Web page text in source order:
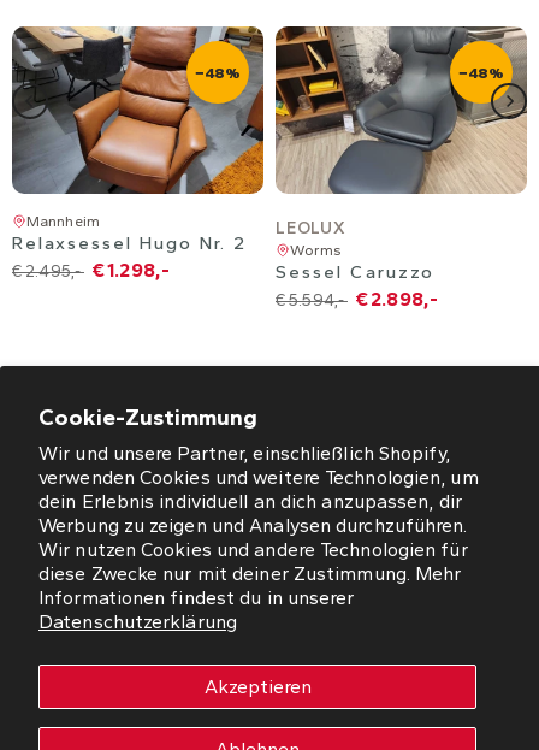
Cookie-Zustimmung
Wir und unsere Partner, einschließlich Shopify,
verwenden Cookies und weitere Technologien, um
dein Erlebnis individuell an dich anzupassen, dir
Werbung zu zeigen und Analysen durchzuführen.
Wir nutzen Cookies und andere Technologien für
diese Zwecke nur mit deiner Zustimmung. Mehr
Informationen findest du in unserer
Datenschutzerklärung
Akzeptieren
−48%
Mannheim
Relaxsessel Hugo Nr. 2
€ 2.495,- € 1.298,-
−48%
LEOLUX
Worms
Sessel Caruzzo
€ 5.594,- € 2.898,-
ÖFFNUNGSZEITEN
NEWSLETTER
SO FINDEN SIE UNS
WORMS
Copyright © 2026 Westfalia Möbel-Peeck GmbH. Alle Rechte